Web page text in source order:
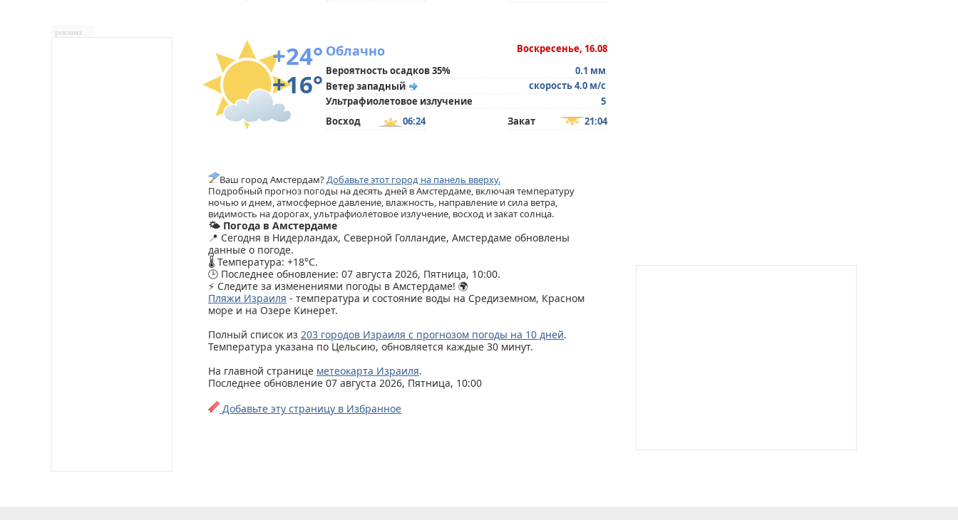
реклама
+24°
+16°
Воскресенье, 16.08
Облачно
Вероятность осадков 35%
0.1 мм
Ветер западный
скорость 4.0 м/с
Ультрафиолетовое излучение
5
Восход
06:24 Закат 21:04
Ваш город Амстердам?Добавьте этот город на панель вверху.
Подробный прогноз погоды на десять дней в Амстердаме, включая температуру
ночью и днем, атмосферное давление, влажность, направление и сила ветра,
видимость на дорогах, ультрафиолетовое излучение, восход и закат солнца.
🌤️ Погода в Амстердаме
📍 Сегодня в Нидерландах, Северной Голландие, Амстердаме обновлены
данные о погоде.
🌡️ Температура: +18°C.
🕒 Последнее обновление: 07 августа 2026, Пятница, 10:00.
⚡ Следите за изменениями погоды в Амстердаме! 🌍
Пляжи Израиля - температура и состояние воды на Средиземном, Красном
море и на Озере Кинерет.
Полный список из 203 городов Израиля с прогнозом погоды на 10 дней.
Температура указана по Цельсию, обновляется каждые 30 минут.
На главной странице метеокарта Израиля.
Последнее обновление 07 августа 2026, Пятница, 10:00
Добавьте эту страницу в Избранное